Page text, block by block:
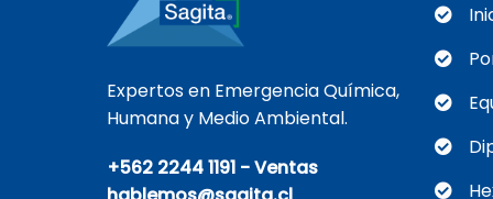
Expertos en Emergencia Química,
Humana y Medio Ambiental.
+562 2244 1191 - Ventas